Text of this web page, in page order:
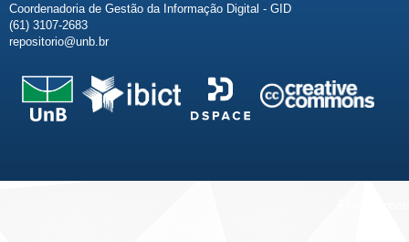
Coordenadoria de Gestão da Informação Digital - GID
(61) 3107-2683
repositorio@unb.br